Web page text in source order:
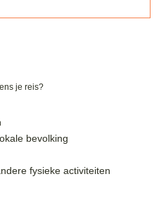
je reis?
bevolking
fysieke activiteiten